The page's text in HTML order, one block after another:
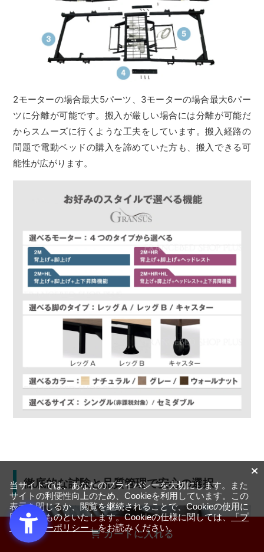
カートに入れる
2モーターの場合最大5パーツ、3モーターの場合最大6パー
ツに分離が可能です。搬入が厳しい場合には分離が可能だ
からスムーズに行くような工夫をしています。搬入経路の
問題で電動ベッドの購入を諦めていた方も、搬入できる可
能性が広がります。
徹底的な試験と品質管理で安心の選択
当サイトでは、あなたのプライバシーを大切にします。また
サイトの利便性向上のため、Cookieを利用しています。この
表示を閉じるか、閲覧を継続されることで、Cookieの使用に
同意するものといたします。Cookieの仕様に関しては、「プ
ライバシーポリシー」をお読みください。